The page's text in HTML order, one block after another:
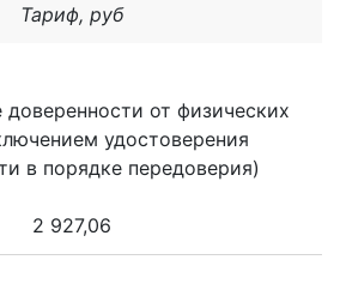
Тариф, руб
от физических
удостоверения
в порядке передоверия)
2 927,06